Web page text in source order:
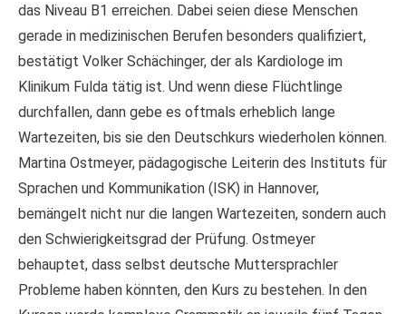
das Niveau B1 erreichen. Dabei seien diese Menschen
gerade in medizinischen Berufen besonders qualifiziert,
bestätigt Volker Schächinger, der als Kardiologe im
Klinikum Fulda tätig ist. Und wenn diese Flüchtlinge
durchfallen, dann gebe es oftmals erheblich lange
Wartezeiten, bis sie den Deutschkurs wiederholen können.
Martina Ostmeyer, pädagogische Leiterin des Instituts für
Sprachen und Kommunikation (ISK) in Hannover,
bemängelt nicht nur die langen Wartezeiten, sondern auch
den Schwierigkeitsgrad der Prüfung. Ostmeyer
behauptet, dass selbst deutsche Muttersprachler
Probleme haben könnten, den Kurs zu bestehen. In den